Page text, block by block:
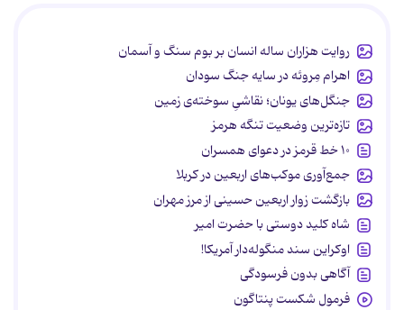
روایت هزاران ساله انسان بر بوم سنگ و آسمان
اهرام مِروئه در سایه جنگ سودان
جنگل‌های یونان؛ نقاشیِ سوخته‌ی زمین
تازه‌ترین وضعیت تنگه هرمز
۱۰ خط قرمز در دعوای همسران
جمع‌آوری موکب‌های اربعین در کربلا
بازگشت زوار اربعین حسینی از مرز مهران
شاه کلید دوستی با حضرت امیر
اوکراین سند منگوله‌دار آمریکا!
آگاهی بدون فرسودگی
فرمول شکست پنتاگون